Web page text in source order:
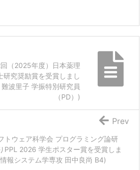
（2025年度）日本薬理
究奨励賞を受賞しまし
波里子 学振特別研究員
（PD）)
トウェア科学会 プログラミング論研
PPL 2026 学生ポスター賞を受賞しま
報システム学専攻 田中良尚 B4)
Prev